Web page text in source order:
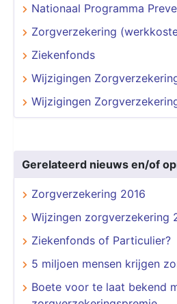
Nationaal Programma
Zorgverzekering
Ziekenfonds
Wijzigingen
Wijzigingen
Gerelateerd nieuws en/of
Zorgverzekering 2016
Wijzingen zorgverzekering
Ziekenfonds of Particulier?
5 miljoen mensen krijgen
Boete voor te laat bekend